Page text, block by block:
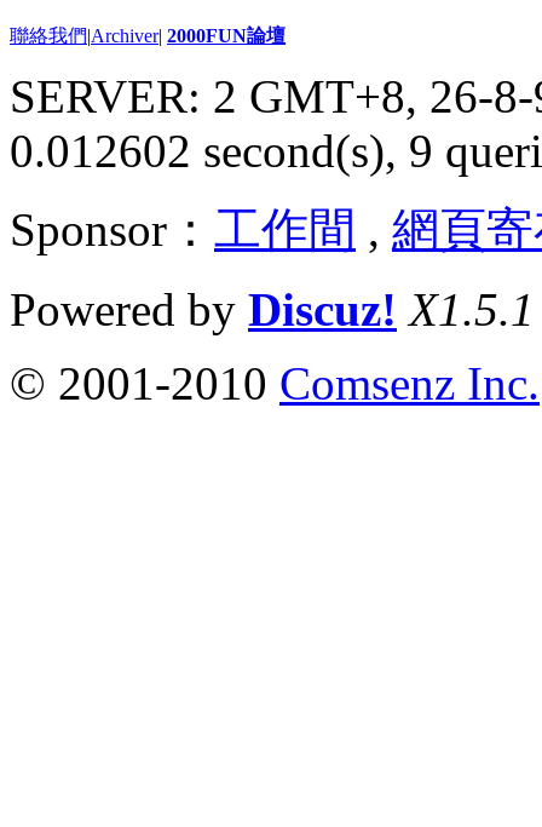
聯絡我們|Archiver| 2000FUN論壇
SERVER: 2 GMT+8, 26-
0.012602 second(s), 9
Sponsor： 工作間 , 網頁
Powered by Discuz! X1.5.1
© 2001-2010 Comsenz Inc.